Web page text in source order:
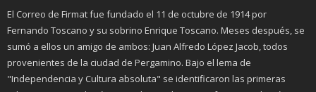
El Correo de Firmat fue fundado el 11 de octubre de 1914 por
Fernando Toscano y su sobrino Enrique Toscano. Meses después, se
sumó a ellos un amigo de ambos: Juan Alfredo López Jacob, todos
provenientes de la ciudad de Pergamino. Bajo el lema de
"Independencia y Cultura absoluta" se identificaron las primeras